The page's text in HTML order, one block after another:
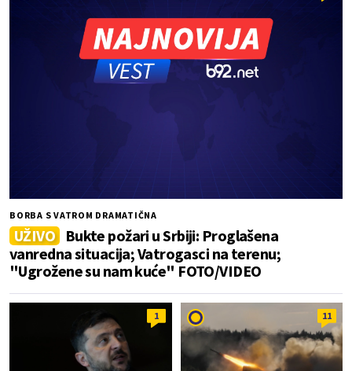
BORBA S VATROM DRAMATIČNA
UŽIVO Bukte požari u Srbiji: Proglašena
vanredna situacija; Vatrogasci na terenu;
"Ugrožene su nam kuće" FOTO/VIDEO
1 11